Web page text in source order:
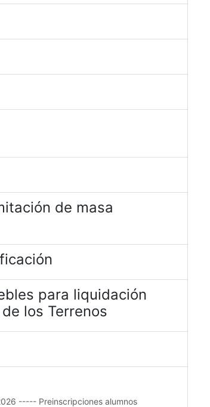
de masa
para liquidación
los Terrenos
----- Preinscripciones alumnos